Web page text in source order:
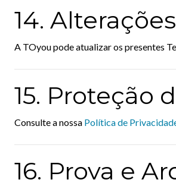
14.
A TOyou pode atualizar os presentes
15. Proteção
Consulte a nossa Política de
16. Prova e